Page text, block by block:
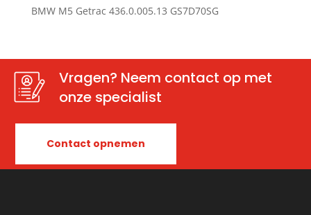
BMW M5 Getrac 436.0.005.13 GS7D70SG
Vragen? Neem contact op met
onze specialist
Contact opnemen